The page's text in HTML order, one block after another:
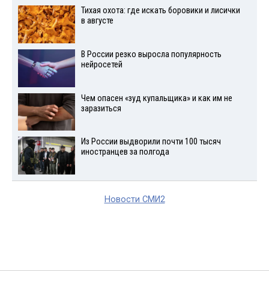
Тихая охота: где искать боровики и лисички
в августе
В России резко выросла популярность
нейросетей
Чем опасен «зуд купальщика» и как им не
заразиться
Из России выдворили почти 100 тысяч
иностранцев за полгода
Новости СМИ2